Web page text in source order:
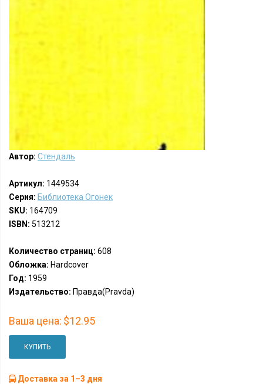
Автор: Стендаль
Артикул: 1449534
Серия: Библиотека Огонек
SKU: 164709
ISBN: 513212
Количество страниц: 608
Обложка: Hardcover
Год: 1959
Издательство: Правда(Pravda)
Ваша цена: $12.95
КУПИТЬ
Доставка за 1–3 дня